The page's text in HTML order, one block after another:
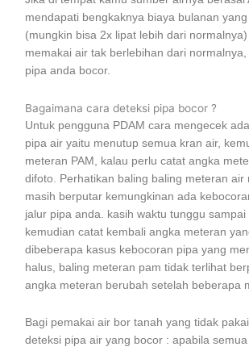
mendapati bengkaknya biaya bulanan yang
(mungkin bisa 2x lipat lebih dari
memakai air tak berlebihan dari
pipa anda bocor.
Bagaimana cara deteksi pipa bocor ?
Untuk pengguna PDAM cara mengecek
pipa air yaitu menutup semua kran air,
meteran PAM, kalau perlu catat angka
difoto. Perhatikan baling baling meteran air
masih berputar kemungkinan ada
jalur pipa anda. kasih waktu tunggu sampai
kemudian catat kembali angka meteran
dibeberapa kasus kebocoran pipa yang
halus, baling meteran pam tidak terlihat
angka meteran berubah setelah beberapa
Bagi pemakai air bor tanah yang tidak
deteksi pipa air yang bocor : apabila